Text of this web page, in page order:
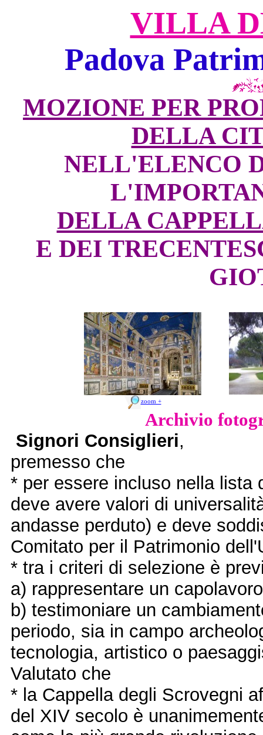
VILLA
Padova
MOZIONE PER
DELLA
NELL'ELENCO
DELLA
E DEI
zoom +
Archivio
Signori Consiglieri,
premesso che
* per essere incluso nella lista
deve avere valori di
andasse perduto) e deve
Comitato per il Patrimonio
* tra i criteri di selezione è
a) rappresentare un
b) testimoniare un
periodo, sia in campo
tecnologia, artistico o
Valutato che
* la Cappella degli Scrovegni
del XIV secolo è